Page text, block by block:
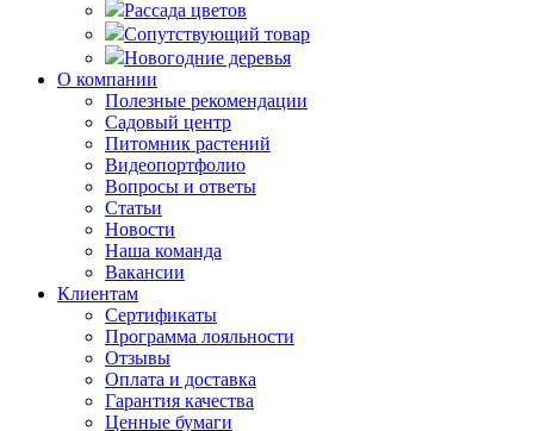
Рассада цветов
Сопутствующий товар
Новогодние деревья
О компании
Полезные рекомендации
Садовый центр
Питомник растений
Видеопортфолио
Вопросы и ответы
Статьи
Новости
Наша команда
Вакансии
Клиентам
Сертификаты
Программа лояльности
Отзывы
Оплата и доставка
Гарантия качества
Ценные бумаги